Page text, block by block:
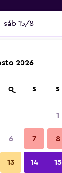
sáb 15/8
mais barato(a)
Total por
2026
Q S S
1
6 7 8
13 14 15